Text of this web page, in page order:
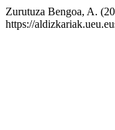
Zurutuza Bengoa, A.
https://